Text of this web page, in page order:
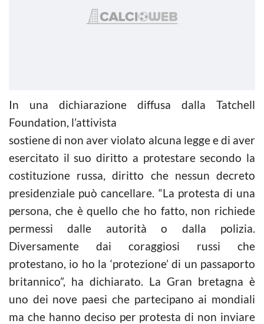
In una dichiarazione diffusa dalla Tatchell
Foundation, l’attivista
sostiene di non aver violato alcuna legge e di aver
esercitato il suo diritto a protestare secondo la
costituzione russa, diritto che nessun decreto
presidenziale può cancellare. “La protesta di una
persona, che è quello che ho fatto, non richiede
permessi dalle autorità o dalla polizia.
Diversamente dai coraggiosi russi che
protestano, io ho la ‘protezione’ di un passaporto
britannico”, ha dichiarato. La Gran bretagna è
uno dei nove paesi che partecipano ai mondiali
ma che hanno deciso per protesta di non inviare